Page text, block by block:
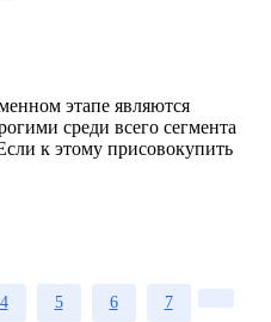
этапе являются
среди всего сегмента
к этому присовокупить
4 5 6 7